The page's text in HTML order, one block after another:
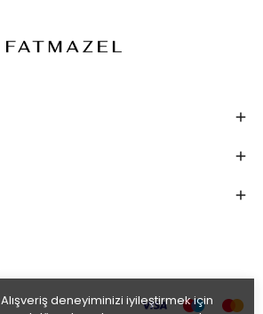
Alışveriş deneyiminizi iyileştirmek için